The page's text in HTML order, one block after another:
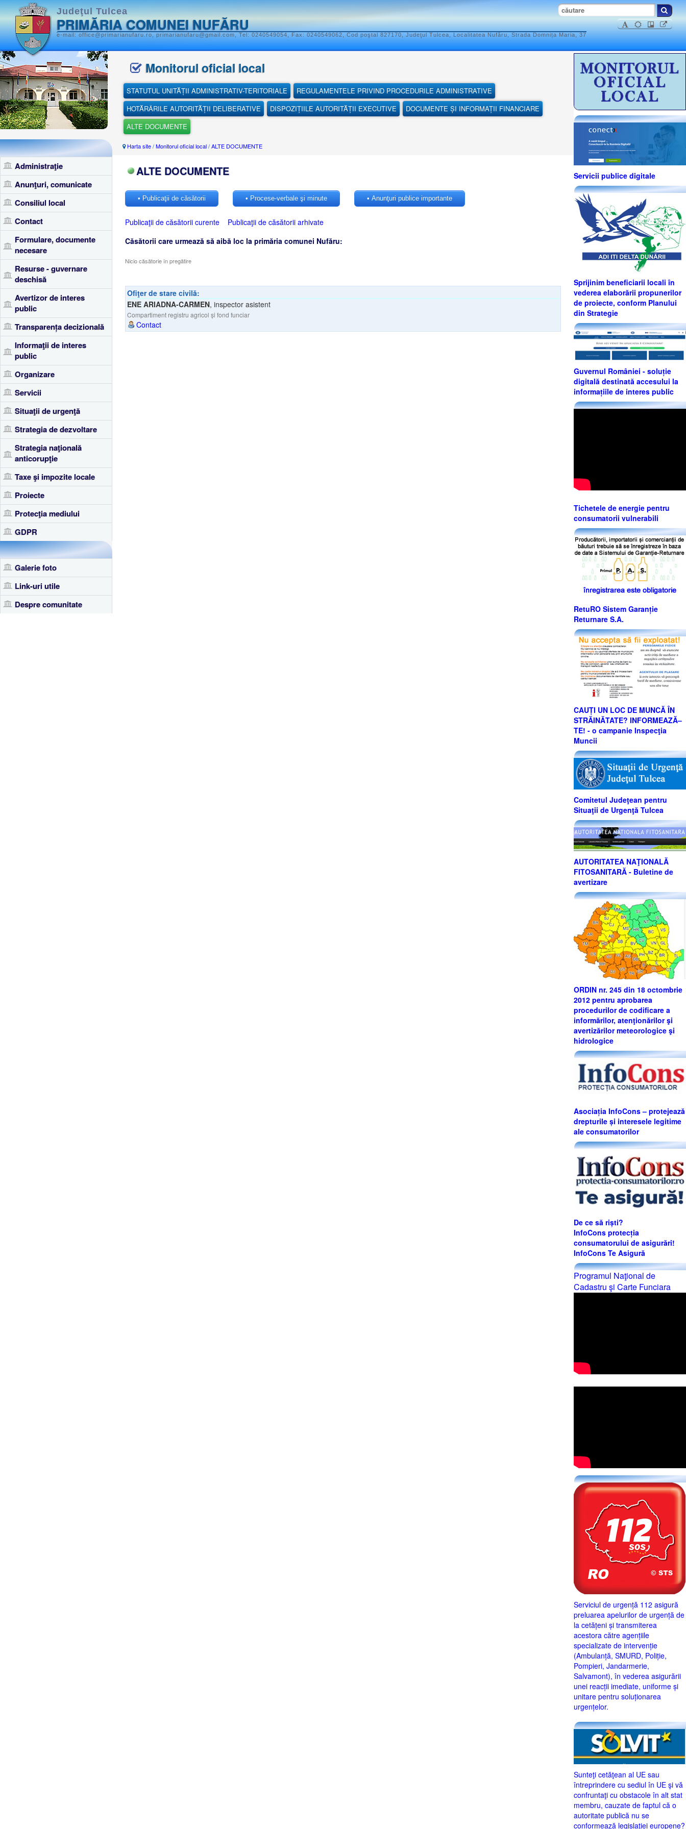
Judeţul Tulcea
PRIMĂRIA COMUNEI NUFĂRU
e-mail: office@primarianufaru.ro, primarianufaru@gmail.com, Tel: 0240549054, Fax: 0240549062, Cod poştal 827170, Judeţul Tulcea, Localitatea Nufăru, Strada Domnița Maria, 37
Administraţie
Anunţuri, comunicate
Consiliul local
Contact
Formulare, documente
necesare
Resurse - guvernare
deschisă
Avertizor de interes
public
Transparența decizională
Informaţii de interes
public
Organizare
Servicii
Situaţii de urgenţă
Strategia de dezvoltare
Strategia naţională
anticorupţie
Taxe şi impozite locale
Proiecte
Protecţia mediului
GDPR
Galerie foto
Link-uri utile
Despre comunitate
Monitorul oficial local
STATUTUL UNITĂȚII ADMINISTRATIV-TERITORIALE
REGULAMENTELE PRIVIND PROCEDURILE ADMINISTRATIVE
HOTĂRÂRILE AUTORITĂȚII DELIBERATIVE
DISPOZIȚIILE AUTORITĂȚII EXECUTIVE
DOCUMENTE ȘI INFORMAȚII FINANCIARE
ALTE DOCUMENTE
Harta site/Monitorul oficial local/ALTE DOCUMENTE
ALTE DOCUMENTE
• Publicaţii de căsătorii • Procese-verbale şi minute • Anunţuri publice importante
Publicaţii de căsătorii curente
Publicaţii de căsătorii arhivate
Căsătorii care urmează să aibă loc la primăria comunei Nufăru:
Nicio căsătorie în pregătire
Ofiţer de stare civilă:
ENE ARIADNA-CARMEN, inspector asistent
Compartiment registru agricol și fond funciar
Contact
Servicii publice digitale
Sprijinim beneficiarii locali în
vederea elaborării propunerilor
de proiecte, conform Planului
din Strategie
Guvernul României - soluție
digitală destinată accesului la
informațiile de interes public
Tichetele de energie pentru
consumatorii vulnerabili
RetuRO Sistem Garanție
Returnare S.A.
CAUȚI UN LOC DE MUNCĂ ÎN
STRĂINĂTATE? INFORMEAZĂ–
TE! - o campanie Inspecţia
Muncii
Comitetul Judeţean pentru
Situaţii de Urgenţă Tulcea
AUTORITATEA NAŢIONALĂ
FITOSANITARĂ - Buletine de
avertizare
ORDIN nr. 245 din 18 octombrie
2012 pentru aprobarea
procedurilor de codificare a
informărilor, atenţionărilor şi
avertizărilor meteorologice şi
hidrologice
Asociația InfoCons – protejează
drepturile și interesele legitime
ale consumatorilor
De ce să riști?
InfoCons protecția
consumatorului de asigurări!
InfoCons Te Asigură
Programul Naţional de
Cadastru şi Carte Funciara
Serviciul de urgență 112 asigură
preluarea apelurilor de urgență de
la cetățeni și transmiterea
acestora către agențiile
specializate de intervenție
(Ambulanță, SMURD, Poliție,
Pompieri, Jandarmerie,
Salvamont), în vederea asigurării
unei reacții imediate, uniforme și
unitare pentru soluționarea
urgențelor.
Sunteţi cetăţean al UE sau
întreprindere cu sediul în UE şi vă
confruntaţi cu obstacole în alt stat
membru, cauzate de faptul că o
autoritate publică nu se
conformează legislaţiei europene?